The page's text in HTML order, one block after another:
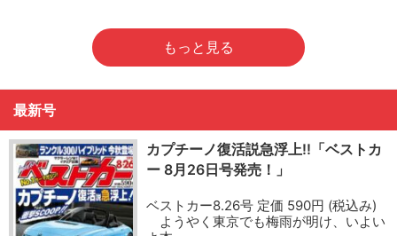
もっと見る
最新号
カプチーノ復活説急浮上!!「ベストカ
ー 8月26日号発売！」
ベストカー8.26号 定価 590円 (税込み)
ようやく東京でも梅雨が明け、いよい